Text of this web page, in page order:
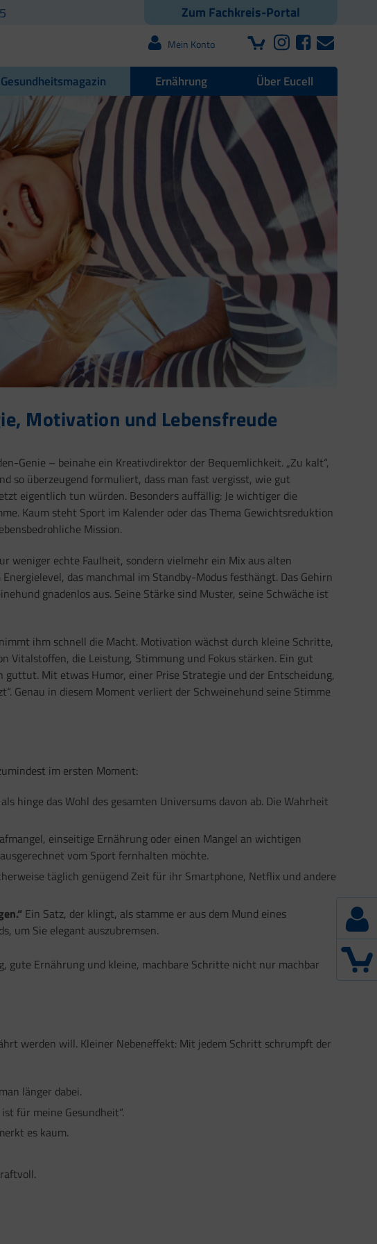
Zum Fachkreis-Portal
Mein Konto
Gesundheitsmagazin Ernährung Über Eucell
Motivation und Lebensfreude
Genie – beinahe ein Kreativdirektor der Bequemlichkeit. „Zu kalt“,
so überzeugend formuliert, dass man fast vergisst, wie gut
eigentlich tun würden. Besonders auffällig: Je wichtiger die
Kaum steht Sport im Kalender oder das Thema Gewichtsreduktion
Mission.
weniger echte Faulheit, sondern vielmehr ein Mix aus alten
das manchmal im Standby-Modus festhängt. Das Gehirn
gnadenlos aus. Seine Stärke sind Muster, seine Schwäche ist
ihm schnell die Macht. Motivation wächst durch kleine Schritte,
Vitalstoffen, die Leistung, Stimmung und Fokus stärken. Ein gut
Mit etwas Humor, einer Prise Strategie und der Entscheidung,
Genau in diesem Moment verliert der Schweinehund seine Stimme
im ersten Moment:
hinge das Wohl des gesamten Universums davon ab. Die Wahrheit
einseitige Ernährung oder einen Mangel an wichtigen
vom Sport fernhalten möchte.
täglich genügend Zeit für ihr Smartphone, Netflix und andere
Ein Satz, der klingt, als stamme er aus dem Mund eines
um Sie elegant auszubremsen.
gute Ernährung und kleine, machbare Schritte nicht nur machbar
werden will. Kleiner Nebeneffekt: Mit jedem Schritt schrumpft der
länger dabei.
für meine Gesundheit“.
es kaum.